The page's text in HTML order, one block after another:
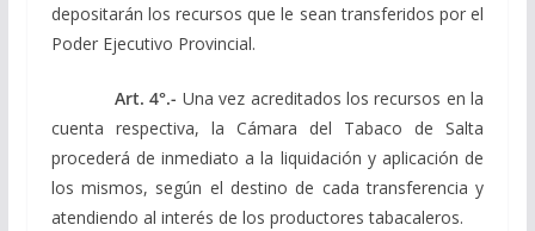
depositarán los recursos que le sean transferidos por el
Poder Ejecutivo Provincial.
Art. 4°.- Una vez acreditados los recursos en la
cuenta respectiva, la Cámara del Tabaco de Salta
procederá de inmediato a la liquidación y aplicación de
los mismos, según el destino de cada transferencia y
atendiendo al interés de los productores tabacaleros.